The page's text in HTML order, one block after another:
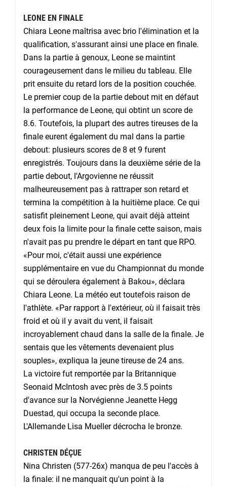
LEONE EN FINALE
Chiara Leone maîtrisa avec brio l'élimination et la
qualification, s'assurant ainsi une place en finale.
Dans la partie à genoux, Leone se maintint
courageusement dans le milieu du tableau. Elle
prit ensuite du retard lors de la position couchée.
Le premier coup de la partie debout mit en défaut
la performance de Leone, qui obtint un score de
8.6. Toutefois, la plupart des autres tireuses de la
finale eurent également du mal dans la partie
debout: plusieurs scores de 8 et 9 furent
enregistrés. Toujours dans la deuxième série de la
partie debout, l'Argovienne ne réussit
malheureusement pas à rattraper son retard et
termina la compétition à la huitième place. Ce qui
satisfit pleinement Leone, qui avait déjà atteint
deux fois la limite pour la finale cette saison, mais
n'avait pas pu prendre le départ en tant que RPO.
«Pour moi, c'était aussi une expérience
supplémentaire en vue du Championnat du monde
qui se déroulera également à Bakou», déclara
Chiara Leone. La météo eut toutefois raison de
l'athlète. «Par rapport à l'extérieur, où il faisait très
froid et où il y avait du vent, il faisait
incroyablement chaud dans la salle de la finale. Je
sentais que les vêtements devenaient plus
souples», expliqua la jeune tireuse de 24 ans.
La victoire fut remportée par la Britannique
Seonaid McIntosh avec près de 3.5 points
d'avance sur la Norvégienne Jeanette Hegg
Duestad, qui occupa la seconde place.
L'Allemande Lisa Mueller décrocha le bronze.
CHRISTEN DÉÇUE
Nina Christen (577-26x) manqua de peu l'accès à
la finale: il ne manquait qu'un point à la